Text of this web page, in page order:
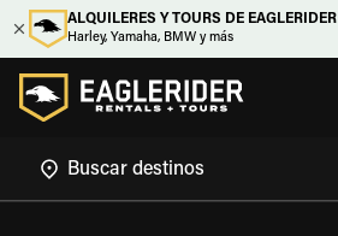
ALQUILERES Y TOURS DE EAGLERIDER
Harley, Yamaha, BMW y más